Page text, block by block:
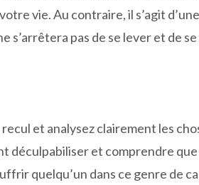
vie. Au contraire, il s’agit
s’arrêtera pas de se lever et de
et analysez clairement les
et comprendre que
quelqu’un dans ce genre de